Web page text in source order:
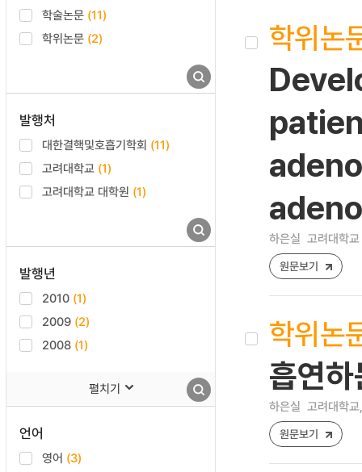
학술논문 (11)
학위논문 (2)
발행처
대한결핵및호흡기학회 (11)
고려대학교 (1)
고려대학교 대학원 (1)
발행년
2010 (1)
2009 (2)
2008 (1)
펼치기
언어
영어 (3)
학위논
하은실 고려대학
원문보기
학위논
흡연
하은실 고려대학
원문보기